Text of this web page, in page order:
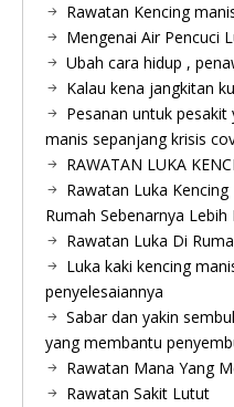
Rawatan Kencing
Mengenai Air Pencuci
Ubah cara hidup ,
Kalau kena jangkitan
Pesanan untuk
manis sepanjang krisis
RAWATAN LUKA
Rawatan Luka
Rumah Sebenarnya Lebih
Rawatan Luka Di
Luka kaki kencing
penyelesaiannya
Sabar dan yakin
yang membantu
Rawatan Mana Yang
Rawatan Sakit Lutut